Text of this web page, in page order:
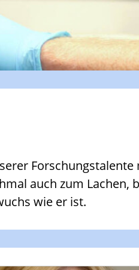
auch zum Lachen,
wie er ist.